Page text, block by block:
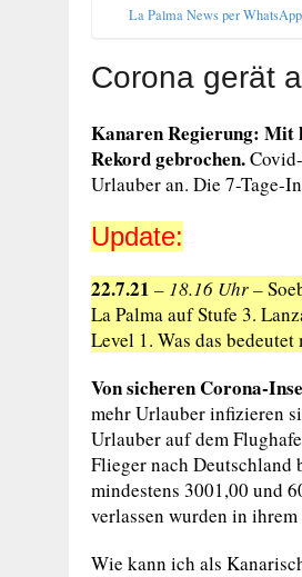
La Palma News per WhatsApp
Corona gerät
Kanaren Regierung: Mit
Rekord gebrochen.
Urlauber an. Die 7-Tage-
Update:
22.7.21 – 18.16 Uhr –
La Palma auf Stufe 3.
Level 1. Was das bedeutet
Von sicheren Corona-
mehr Urlauber infizieren
Urlauber auf dem
Flieger nach Deutschland
mindestens 3001,00 und
verlassen wurden in
Wie kann ich als